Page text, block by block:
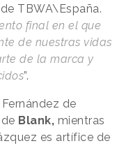
TBWA\España.
final en el que
de nuestras vidas
de la marca y
”.
de
Blank, mientras
es artífice de